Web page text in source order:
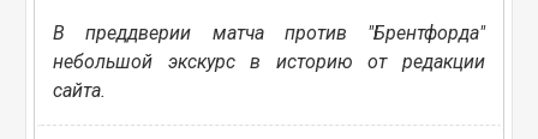
В преддверии матча против "Брентфорда"
небольшой экскурс в историю от редакции
сайта.